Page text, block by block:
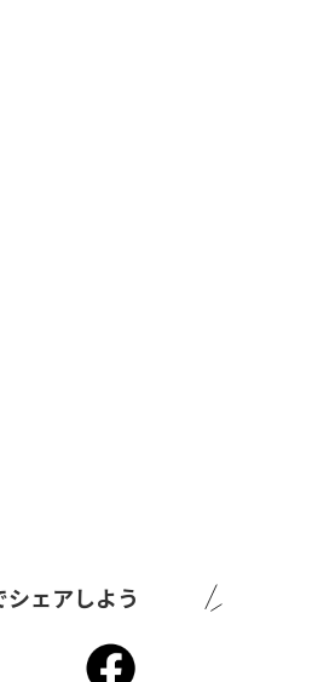
シェアしよう